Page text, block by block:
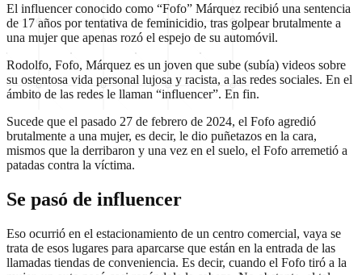
El influencer conocido como “Fofo” Márquez recibió una sentencia
de 17 años por tentativa de feminicidio, tras golpear brutalmente a
una mujer que apenas rozó el espejo de su automóvil.
Rodolfo, Fofo, Márquez es un joven que sube (subía) videos sobre
su ostentosa vida personal lujosa y racista, a las redes sociales. En el
ámbito de las redes le llaman “influencer”. En fin.
Sucede que el pasado 27 de febrero de 2024, el Fofo agredió
brutalmente a una mujer, es decir, le dio puñetazos en la cara,
mismos que la derribaron y una vez en el suelo, el Fofo arremetió a
patadas contra la víctima.
Se pasó de influencer
Eso ocurrió en el estacionamiento de un centro comercial, vaya se
trata de esos lugares para aparcarse que están en la entrada de las
llamadas tiendas de conveniencia. Es decir, cuando el Fofo tiró a la